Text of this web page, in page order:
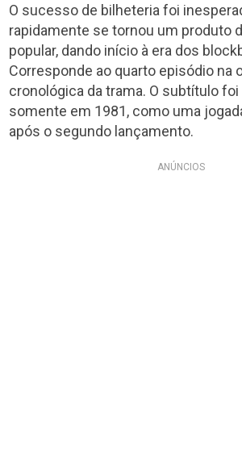
O sucesso de bilheteria foi
rapidamente se tornou um produto
popular, dando início à era dos
Corresponde ao quarto episódio na
cronológica da trama. O subtítulo
somente em 1981, como uma
após o segundo lançamento.
ANÚNCIOS